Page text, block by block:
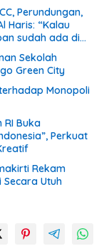
Perundungan,
Haris: “Kalau
sudah ada di
Sekolah
Green City
Monopoli
RI Buka
Perkuat
Rekam
Utuh